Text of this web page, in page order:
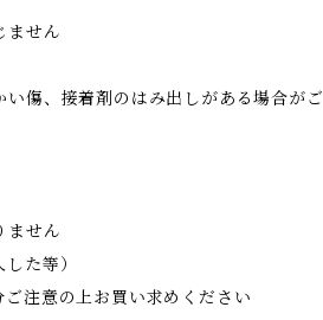
ません
傷、接着剤のはみ出しがある場合がご
ません
た等）
注意の上お買い求めください